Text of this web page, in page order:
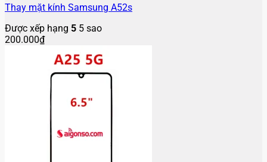
Thay mặt kính Samsung A52s
Được xếp hạng 5 5 sao
200.000₫